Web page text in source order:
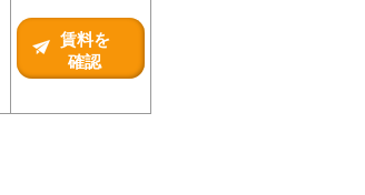
賃料を
確認